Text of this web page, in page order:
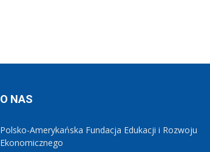
O NAS
Polsko-Amerykańska Fundacja Edukacji i Rozwoju
Ekonomicznego